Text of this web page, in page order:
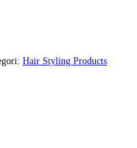
Hair Styling Products